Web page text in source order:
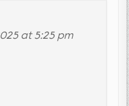
at 5:25 pm